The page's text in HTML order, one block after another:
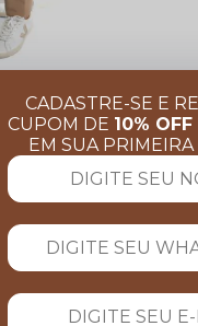
COURO MESTIÇO
R$ 1.569,90
CADASTRE-SE E
CUPOM DE 10% OFF
EM SUA